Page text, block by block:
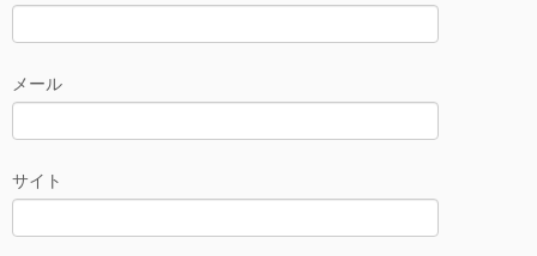
メール
サイト